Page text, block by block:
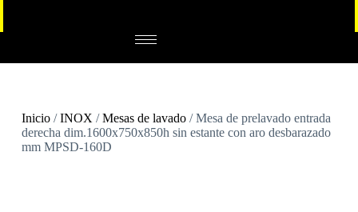
Inicio/INOX /Mesas de lavado/ Mesa de prelavado entrada
derecha dim.1600x750x850h sin estante con aro desbarazado
mm MPSD-160D